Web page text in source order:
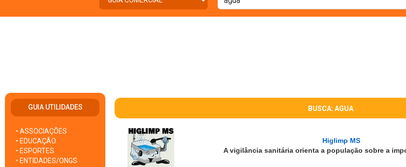
GUIA UTILIDADES
• ASSOCIAÇÕES
• EDUCAÇÃO
• ESPORTES
• ENTIDADES/ONGS
BUSCA: AGUA
Higlimp MS
A vigilância sanitária orienta a população sobre a